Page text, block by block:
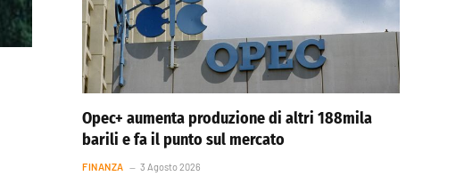
Opec+ aumenta produzione di altri 188mila
barili e fa il punto sul mercato
FINANZA 3 Agosto 2026